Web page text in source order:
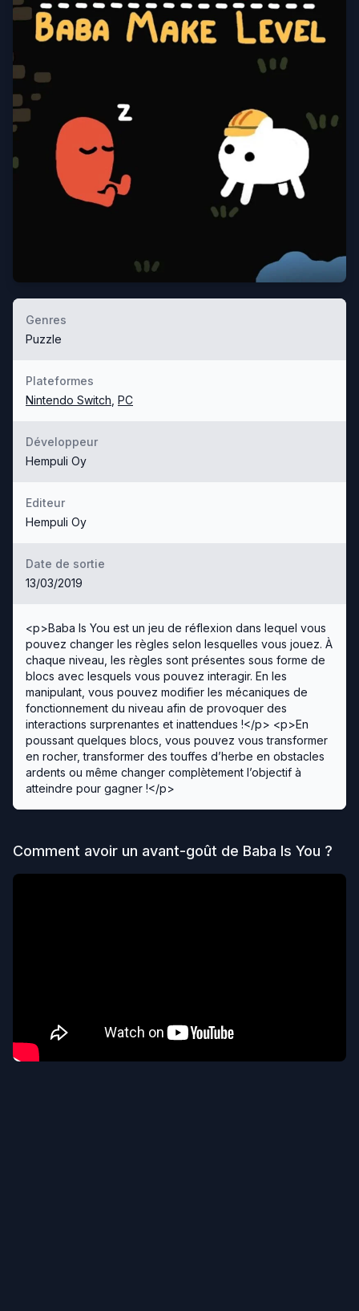
Genres
Puzzle
Plateformes
Nintendo Switch PC
Développeur
Hempuli Oy
Editeur
Hempuli Oy
Date de sortie
13/03/2019
<p>Baba Is You est un jeu de réflexion dans lequel vous
pouvez changer les règles selon lesquelles vous jouez. À
chaque niveau, les règles sont présentes sous forme de
blocs avec lesquels vous pouvez interagir. En les
manipulant, vous pouvez modifier les mécaniques de
fonctionnement du niveau afin de provoquer des
interactions surprenantes et inattendues !</p> <p>En
poussant quelques blocs, vous pouvez vous transformer
en rocher, transformer des touffes d’herbe en obstacles
ardents ou même changer complètement l’objectif à
atteindre pour gagner !</p>
Comment avoir un avant-goût de Baba Is You ?